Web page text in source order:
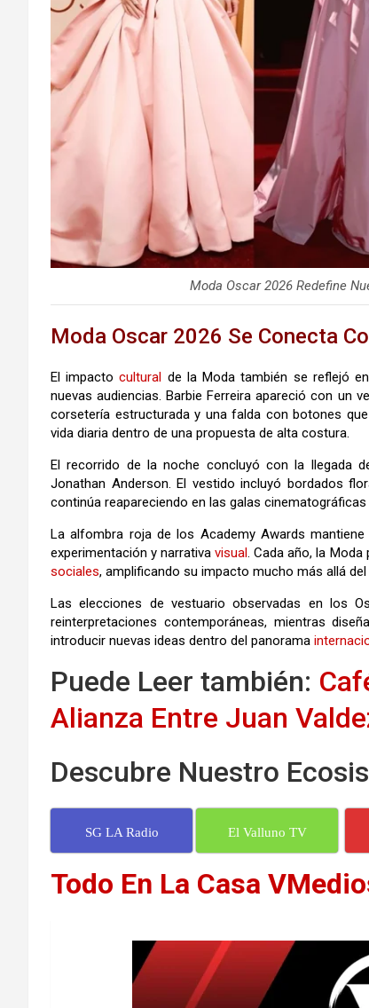
Moda Oscar 2026 Redefine
Moda Oscar 2026 Se Conecta
El impactocultural de la Moda también se reflejó
nuevas audiencias. Barbie Ferreira apareció con un
corsetería estructurada y una falda con botones
vida diaria dentro de una propuesta de alta costura.
El recorrido de la noche concluyó con la llegada
Jonathan Anderson. El vestido incluyó bordados
continúa reapareciendo en las galas
La alfombra roja de los Academy Awards
experimentación y narrativavisual. Cada año, la
sociales, amplificando su impacto mucho más allá del
Las elecciones de vestuario observadas en los
reinterpretaciones contemporáneas, mientras
introducir nuevas ideas dentro del panorama
Puede Leer también:
Alianza Entre Juan
Descubre Nuestro
SG LA Radio El Valluno TV
Todo En La Casa